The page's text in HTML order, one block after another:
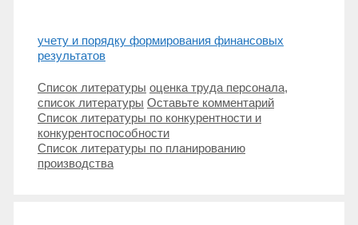
учету и порядку формирования финансовых
результатов
Рубрики
Список литературы Метки
оценка труда персонала,
список литературы Оставьте комментарий
Навигация
записи
Список литературы по конкурентности и
конкурентоспособности
Список литературы по планированию
производства